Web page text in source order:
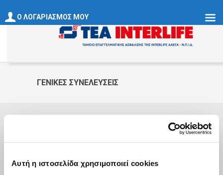
Αυτή η ιστοσελίδα χρησιμοποιεί cookies
ΓΕΝΙΚΈΣ ΣΥΝΕΛΕΎΣΕΙΣ
Ο ΛΟΓΑΡΙΑΣΜΟΣ ΜΟΥ